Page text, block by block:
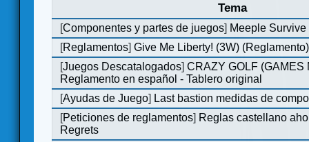
Tema
[Componentes y partes de juegos] Meeple
[Reglamentos]Give Me Liberty! (3W) (Reglamento)
[Juegos Descatalogados]CRAZY GOLF (GAMES
Reglamento en español - Tablero original
[Ayudas de Juego] Last bastion medidas de
[Peticiones de reglamentos] Reglas castellano
Regrets